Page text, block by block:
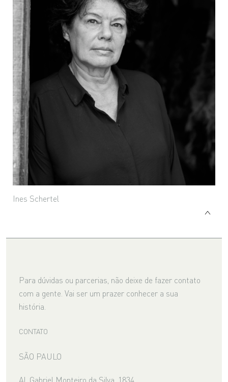
Ines Schertel
Para dúvidas ou parcerias, não deixe de fazer contato
com a gente. Vai ser um prazer conhecer a sua
história.
CONTATO
SÃO PAULO
Al. Gabriel Monteiro da Silva, 1834,